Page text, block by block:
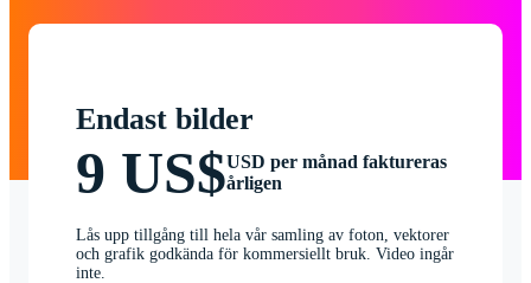
Endast bilder
9 US$USD per månad faktureras
årligen
Lås upp tillgång till hela vår samling av foton, vektorer
och grafik godkända för kommersiellt bruk. Video ingår
inte.